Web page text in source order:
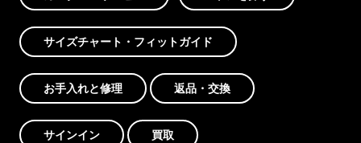
サイズチャート・フィットガイド
お手入れと修理 返品・交換
サインイン 買取